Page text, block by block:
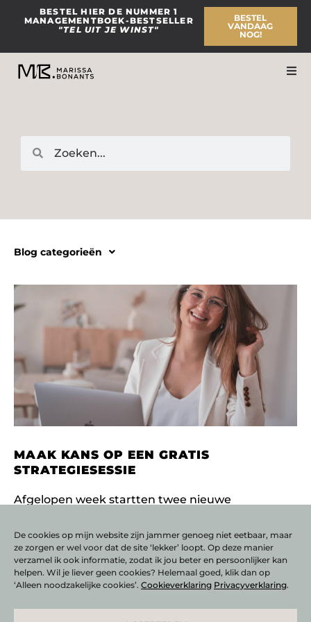
De cookies op mijn website zijn jammer genoeg niet eetbaar, maar
ze zorgen er wel voor dat de site ‘lekker’ loopt. Op deze manier
verzamel ik ook informatie, zodat ik jou beter en persoonlijker kan
helpen. Wil je liever geen cookies? Helemaal goed, klik dan op
‘Alleen noodzakelijke cookies’. Cookieverklaring Privacyverklaring.
naar
inhoud
BESTEL HIER DE NUMMER 1
MANAGEMENTBOEK-BESTSELLER
"TEL UIT JE WINST"
BESTEL
VANDAAG
NOG!
Blog categorieën
MAAK KANS OP EEN GRATIS
STRATEGIESESSIE
Afgelopen week startten twee nieuwe
Dit is een intensief 6 maanden traject waarin
we van voor naar achteren en
LEES VERDER